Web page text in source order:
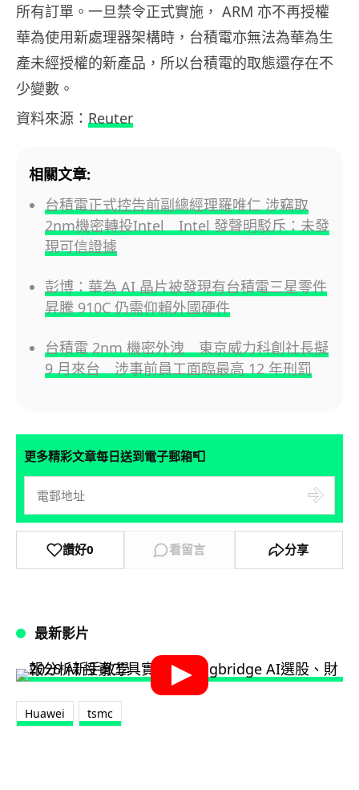
所有訂單。一旦禁令正式實施， ARM 亦不再授權
華為使用新處理器架構時，台積電亦無法為華為生
產未經授權的新產品，所以台積電的取態還存在不
少變數。
資料來源： Reuter
相關文章:
台積電正式控告前副總經理羅唯仁 涉竊取
2nm機密轉投Intel Intel 發聲明駁斥：未發
現可信證據
彭博：華為 AI 晶片被發現有台積電三星零件
昇騰 910C 仍需仰賴外國硬件
台積電 2nm 機密外洩 東京威力科創社長擬
9 月來台 涉事前員工面臨最高 12 年刑罰
更多精彩文章每日送到電子郵箱📮
讚好0 看留言 分享
最新影片
Huawei tsmc